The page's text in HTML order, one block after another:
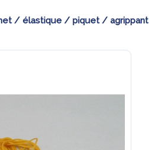
/ élastique / piquet / agrippant